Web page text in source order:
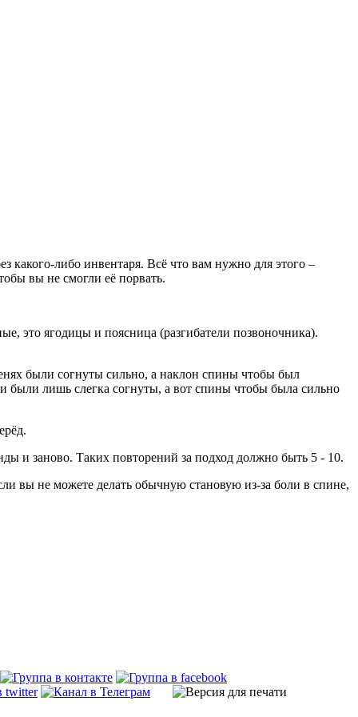
какого-либо инвентаря. Всё что вам нужно для этого –
вы не смогли её порвать.
это ягодицы и поясница (разгибатели позвоночника).
были согнуты сильно, а наклон спины чтобы был
были лишь слегка согнуты, а вот спины чтобы была сильно
и заново. Таких повторений за подход должно быть 5 - 10.
вы не можете делать обычную становую из-за боли в спине,